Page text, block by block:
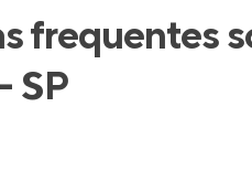
frequentes
SP